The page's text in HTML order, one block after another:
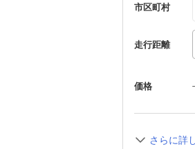
市区町村
走行距離
価格
さらに詳